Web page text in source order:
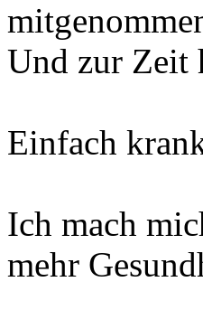
Und zur Zeit
Einfach
Ich mach
mehr